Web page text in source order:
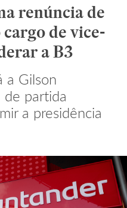
renúncia de
de vice-
a B3
a Gilson
de partida
a presidência